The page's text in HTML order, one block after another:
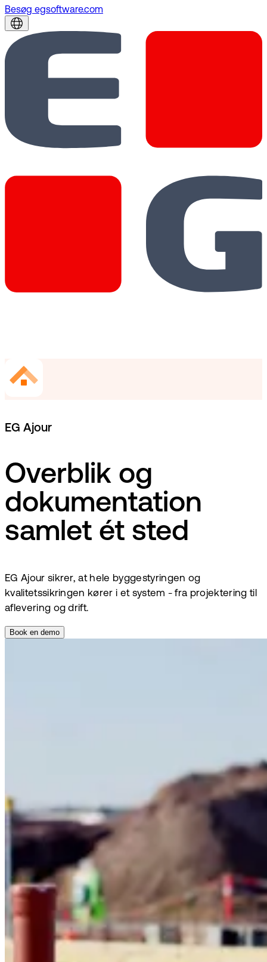
Besøg egsoftware.com
EG Ajour
Overblik og
dokumentation
samlet ét sted
EG Ajour sikrer, at hele byggestyringen og
kvalitetssikringen kører i et system - fra projektering til
aflevering og drift.
Book en demo